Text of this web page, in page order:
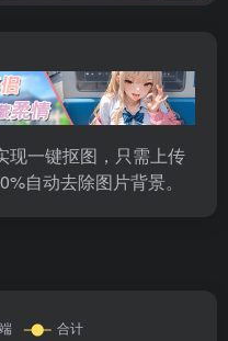
现一键抠图，只需上传
自动去除图片背景。